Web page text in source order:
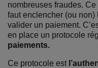
nombreuses fraudes. Ce
faut enclencher (ou
valider un paiement.
en place un protocole
paiements.
Ce protocole est